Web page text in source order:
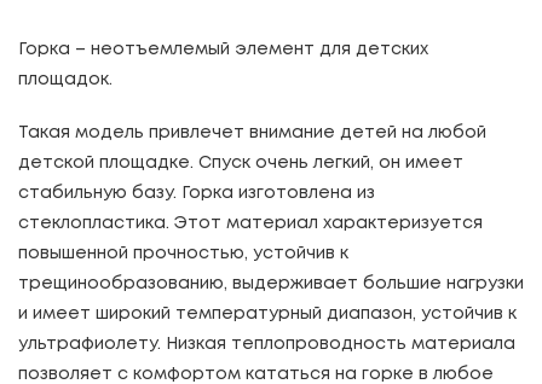
Горка – неотъемлемый элемент для детских
площадок.
Такая модель привлечет внимание детей на любой
детской площадке. Спуск очень легкий, он имеет
стабильную базу. Горка изготовлена ​​из
стеклопластика. Этот материал характеризуется
повышенной прочностью, устойчив к
трещинообразованию, выдерживает большие нагрузки
и имеет широкий температурный диапазон, устойчив к
ультрафиолету. Низкая теплопроводность материала
позволяет с комфортом кататься на горке в любое